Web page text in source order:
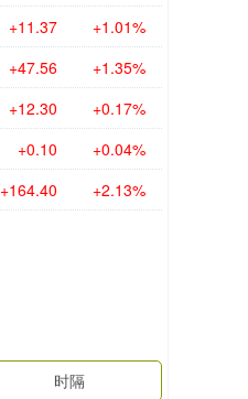
+11.37 +1.01%
+47.56 +1.35%
+12.30 +0.17%
+0.10 +0.04%
+164.40 +2.13%
时隔